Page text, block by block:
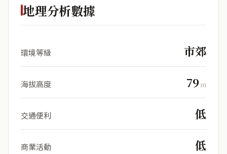
地理分析數據
環境等級 市郊
海拔高度 79m
交通便利 低
商業活動 低